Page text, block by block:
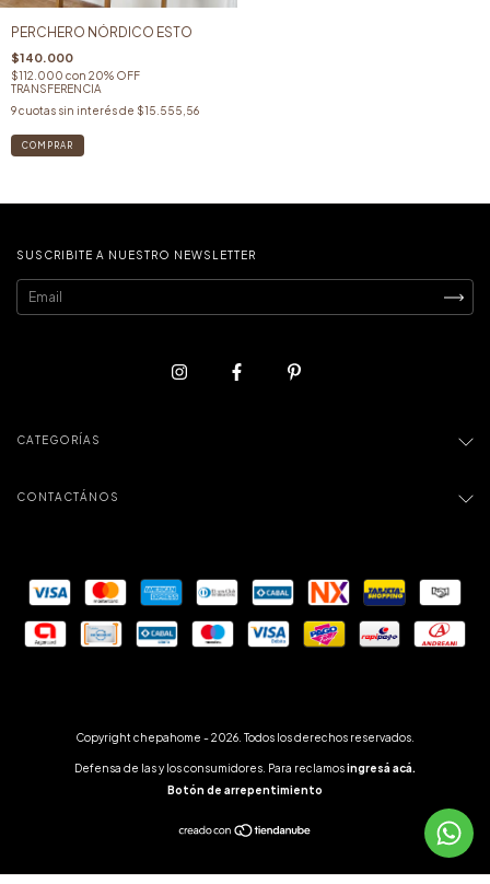
PERCHERO NÓRDICO ESTO
$140.000
$112.000 con 20% OFF
TRANSFERENCIA
9cuotas sin interés de $15.555,56
SUSCRIBITE A NUESTRO NEWSLETTER
CATEGORÍAS
CONTACTÁNOS
Copyright chepahome - 2026. Todos los derechos reservados.
Defensa de las y los consumidores. Para reclamosingresá acá.
Botón de arrepentimiento